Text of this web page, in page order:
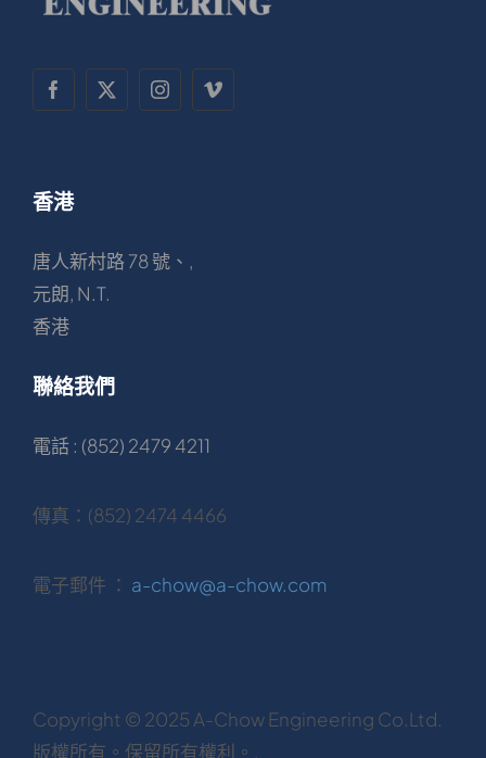
香港
唐人新村路 78 號、,
元朗, N.T.
香港
聯絡我們
電話 : (852) 2479 4211
傳真：(852) 2474 4466
電子郵件 ： a-chow@a-chow.com
Copyright © 2025 A-Chow Engineering Co.Ltd.
版權所有。保留所有權利。.